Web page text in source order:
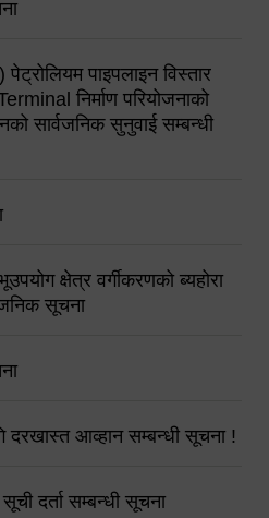
पाइपलाइन विस्तार
निर्माण परियोजनाको
सार्वजनिक सुनुवाई सम्बन्धी
क्षेत्र वर्गीकरणको ब्यहोरा
सूचना
दरखास्त आव्हान सम्बन्धी सूचना !
दर्ता सम्बन्धी सूचना